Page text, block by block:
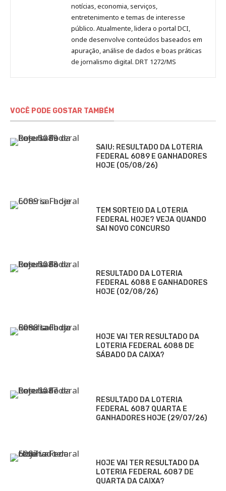
notícias, economia, serviços,
entretenimento e temas de interesse
público. Atualmente, lidera o portal DCI,
onde desenvolve conteúdos baseados em
apuração, análise de dados e boas práticas
de jornalismo digital. DRT 1272/MS
VOCÊ PODE GOSTAR TAMBÉM
SAIU: RESULTADO DA LOTERIA
FEDERAL 6089 E GANHADORES
HOJE (05/08/26)
TEM SORTEIO DA LOTERIA
FEDERAL HOJE? VEJA QUANDO
SAI NOVO CONCURSO
RESULTADO DA LOTERIA
FEDERAL 6088 E GANHADORES
HOJE (02/08/26)
HOJE VAI TER RESULTADO DA
LOTERIA FEDERAL 6088 DE
SÁBADO DA CAIXA?
RESULTADO DA LOTERIA
FEDERAL 6087 QUARTA E
GANHADORES HOJE (29/07/26)
HOJE VAI TER RESULTADO DA
LOTERIA FEDERAL 6087 DE
QUARTA DA CAIXA?